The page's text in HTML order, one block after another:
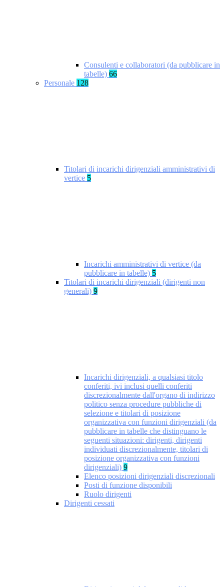
Consulenti e collaboratori (da pubblicare in
tabelle) 66
Personale 128
Titolari di incarichi dirigenziali amministrativi di
vertice 5
Incarichi amministrativi di vertice (da
pubblicare in tabelle) 5
Titolari di incarichi dirigenziali (dirigenti non
generali) 9
Incarichi dirigenziali, a qualsiasi titolo
conferiti, ivi inclusi quelli conferiti
discrezionalmente dall'organo di indirizzo
politico senza procedure pubbliche di
selezione e titolari di posizione
organizzativa con funzioni dirigenziali (da
pubblicare in tabelle che distinguano le
seguenti situazioni: dirigenti, dirigenti
individuati discrezionalmente, titolari di
posizione organizzativa con funzioni
dirigenziali) 9
Elenco posizioni dirigenziali discrezionali
Posti di funzione disponibili
Ruolo dirigenti
Dirigenti cessati